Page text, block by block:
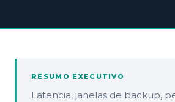
RESUMO EXECUTIVO
Latencia, janelas de backup,